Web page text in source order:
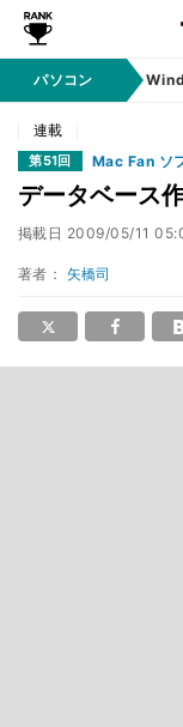
パソコン
連載
第51回 Mac Fan ソ
データベース
掲載日 2009/05/11
著者： 矢橋司